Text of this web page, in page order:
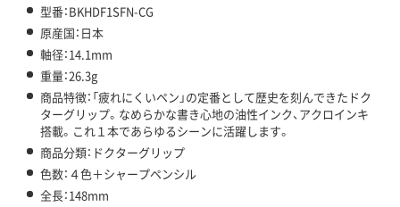
型番：BKHDF1SFN-CG
原産国：日本
軸径：14.1mm
重量：26.3g
商品特徴：「疲れにくいペン」の定番として歴史を刻んできたドク
ターグリップ。なめらかな書き心地の油性インク、アクロインキ
搭載。これ１本であらゆるシーンに活躍します。
商品分類：ドクターグリップ
色数：４色＋シャープペンシル
全長：148mm